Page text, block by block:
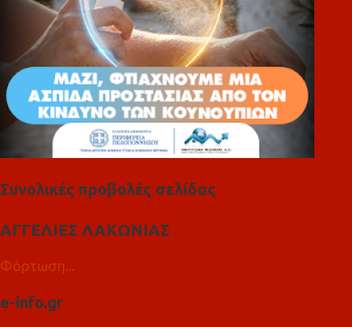
Συνολικές προβολές σελίδας
ΑΓΓΕΛΙΕΣ ΛΑΚΩΝΙΑΣ
Φόρτωση...
e-info.gr